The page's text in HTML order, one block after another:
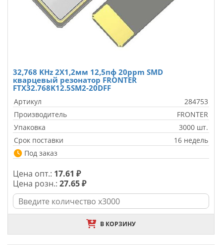
32,768 KHz 2X1,2мм 12,5пф 20ppm SMD
кварцевый резонатор FRONTER
FTX32.768K12.5SM2-20DFF
Артикул
284753
Производитель
FRONTER
Упаковка
3000 шт.
Срок поставки
16 недель
Под заказ
Цена опт.: 17.61 ₽
Цена розн.: 27.65 ₽
В КОРЗИНУ